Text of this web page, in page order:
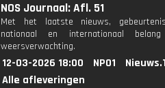
NOS Journaal: Afl. 51
Met het laatste nieuws,
nationaal en internationaal
weersverwachting.
12-03-2026 18:00 NPO1
Alle afleveringen